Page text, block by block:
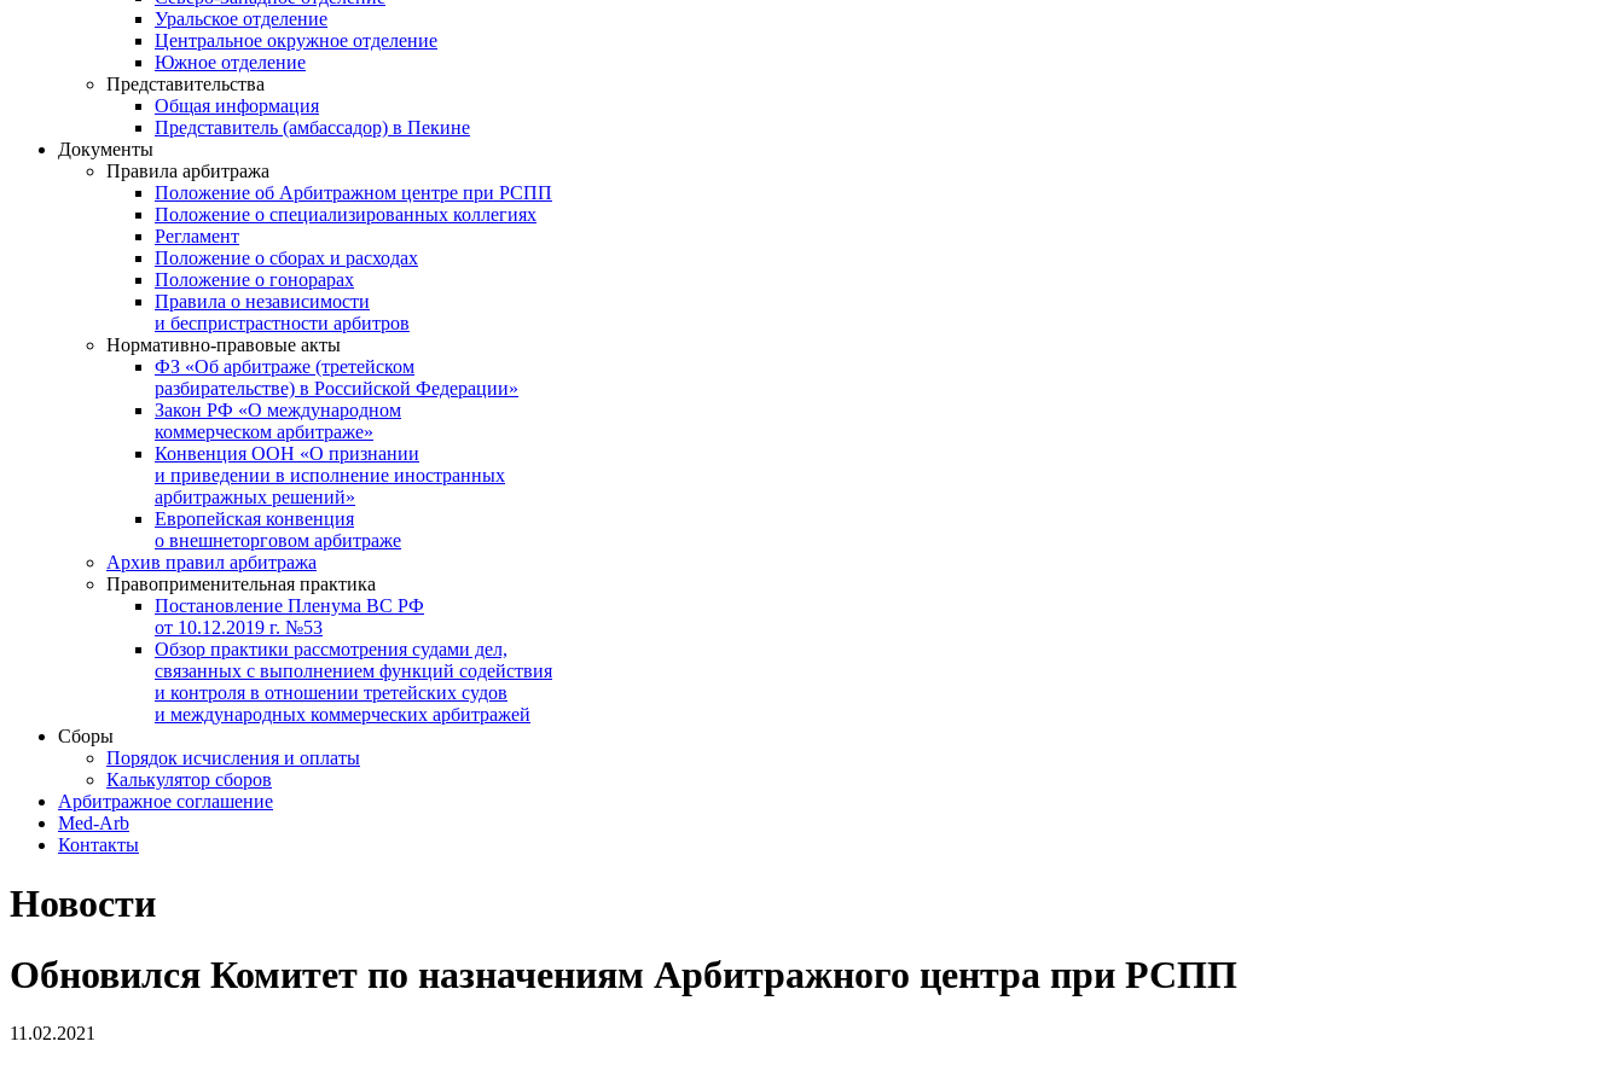
Уральское отделение
Центральное окружное отделение
Южное отделение
Представительства
Общая информация
Представитель (амбассадор) в Пекине
Документы
Правила арбитража
Положение об Арбитражном центре при РСПП
Положение о специализированных коллегиях
Регламент
Положение о сборах и расходах
Положение о гонорарах
Правила о независимости
и беспристрастности арбитров
Нормативно-правовые акты
ФЗ «Об арбитраже (третейском
разбирательстве) в Российской Федерации»
Закон РФ «О международном
коммерческом арбитраже»
Конвенция ООН «О признании
и приведении в исполнение иностранных
арбитражных решений»
Европейская конвенция
о внешнеторговом арбитраже
Архив правил арбитража
Правоприменительная практика
Постановление Пленума ВС РФ
от 10.12.2019 г. №53
Обзор практики рассмотрения судами дел,
связанных с выполнением функций содействия
и контроля в отношении третейских судов
и международных коммерческих арбитражей
Сборы
Порядок исчисления и оплаты
Калькулятор сборов
Арбитражное соглашение
Med-Arb
Контакты
Новости
Обновился Комитет по назначениям Арбитражного центра при РСПП
11.02.2021